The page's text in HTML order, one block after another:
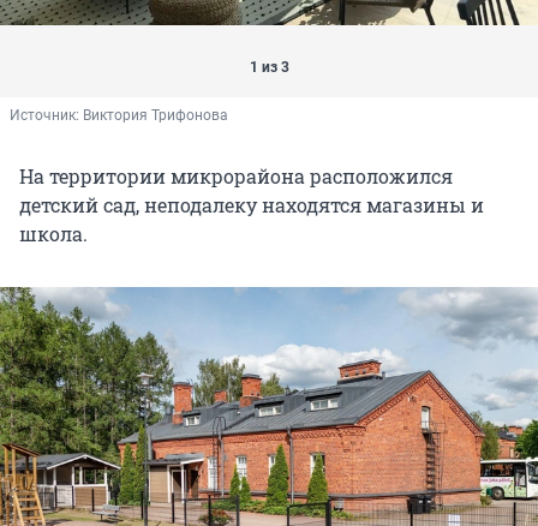
1 из 3
Источник: Виктория Трифонова
На территории микрорайона расположился
детский сад, неподалеку находятся магазины и
школа.